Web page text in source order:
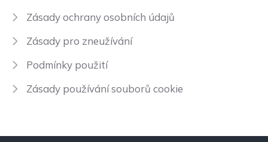
Zásady ochrany osobních údajů
Zásady pro zneužívání
Podmínky použití
Zásady používání souborů cookie